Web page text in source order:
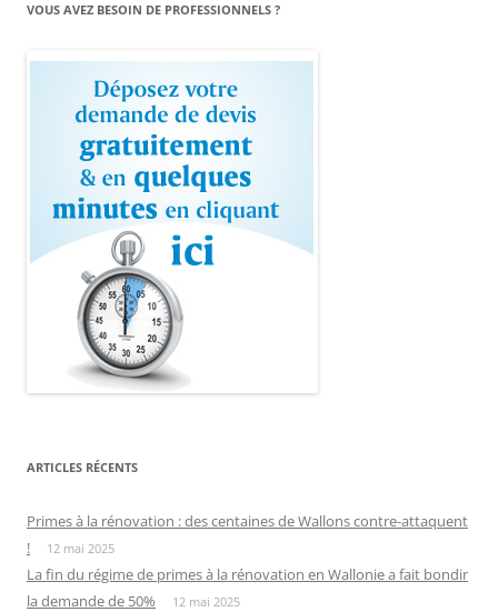
VOUS AVEZ BESOIN DE PROFESSIONNELS ?
ARTICLES RÉCENTS
Primes à la rénovation : des centaines de Wallons contre-attaquent
!
12 mai 2025
La fin du régime de primes à la rénovation en Wallonie a fait bondir
la demande de 50%
12 mai 2025